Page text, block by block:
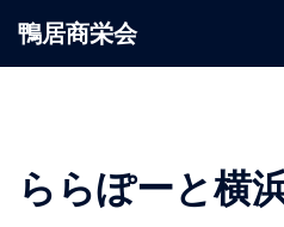
鴨居商栄会
ららぽーと横